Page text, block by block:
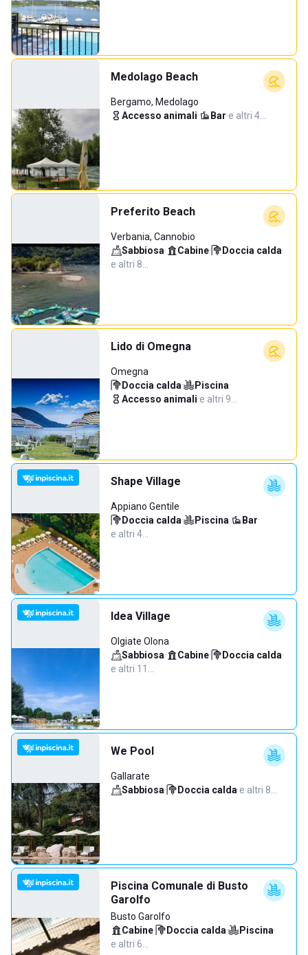
Medolago Beach
Bergamo, Medolago
Accesso animali· Bar·e altri 4…
Preferito Beach
Verbania, Cannobio
Sabbiosa· Cabine· Doccia calda·
e altri 8…
Lido di Omegna
Omegna
Doccia calda· Piscina·
Accesso animali·e altri 9…
Shape Village
Appiano Gentile
Doccia calda· Piscina· Bar·
e altri 4…
Idea Village
Olgiate Olona
Sabbiosa· Cabine· Doccia calda·
e altri 11…
We Pool
Gallarate
Sabbiosa· Doccia calda·e altri 8…
Piscina Comunale di Busto
Garolfo
Busto Garolfo
Cabine· Doccia calda· Piscina·
e altri 6…